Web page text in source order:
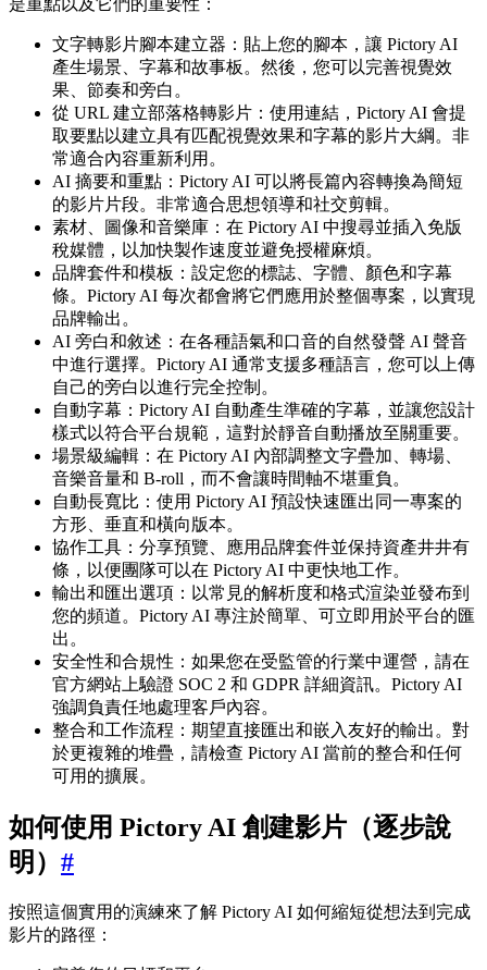
是重點以及它們的重要性：
文字轉影片腳本建立器：貼上您的腳本，讓 Pictory AI
產生場景、字幕和故事板。然後，您可以完善視覺效
果、節奏和旁白。
從 URL 建立部落格轉影片：使用連結，Pictory AI 會提
取要點以建立具有匹配視覺效果和字幕的影片大綱。非
常適合內容重新利用。
AI 摘要和重點：Pictory AI 可以將長篇內容轉換為簡短
的影片片段。非常適合思想領導和社交剪輯。
素材、圖像和音樂庫：在 Pictory AI 中搜尋並插入免版
稅媒體，以加快製作速度並避免授權麻煩。
品牌套件和模板：設定您的標誌、字體、顏色和字幕
條。Pictory AI 每次都會將它們應用於整個專案，以實現
品牌輸出。
AI 旁白和敘述：在各種語氣和口音的自然發聲 AI 聲音
中進行選擇。Pictory AI 通常支援多種語言，您可以上傳
自己的旁白以進行完全控制。
自動字幕：Pictory AI 自動產生準確的字幕，並讓您設計
樣式以符合平台規範，這對於靜音自動播放至關重要。
場景級編輯：在 Pictory AI 內部調整文字疊加、轉場、
音樂音量和 B-roll，而不會讓時間軸不堪重負。
自動長寬比：使用 Pictory AI 預設快速匯出同一專案的
方形、垂直和橫向版本。
協作工具：分享預覽、應用品牌套件並保持資產井井有
條，以便團隊可以在 Pictory AI 中更快地工作。
輸出和匯出選項：以常見的解析度和格式渲染並發布到
您的頻道。Pictory AI 專注於簡單、可立即用於平台的匯
出。
安全性和合規性：如果您在受監管的行業中運營，請在
官方網站上驗證 SOC 2 和 GDPR 詳細資訊。Pictory AI
強調負責任地處理客戶內容。
整合和工作流程：期望直接匯出和嵌入友好的輸出。對
於更複雜的堆疊，請檢查 Pictory AI 當前的整合和任何
可用的擴展。
如何使用 Pictory AI 創建影片（逐步說
明） #
按照這個實用的演練來了解 Pictory AI 如何縮短從想法到完成
影片的路徑：